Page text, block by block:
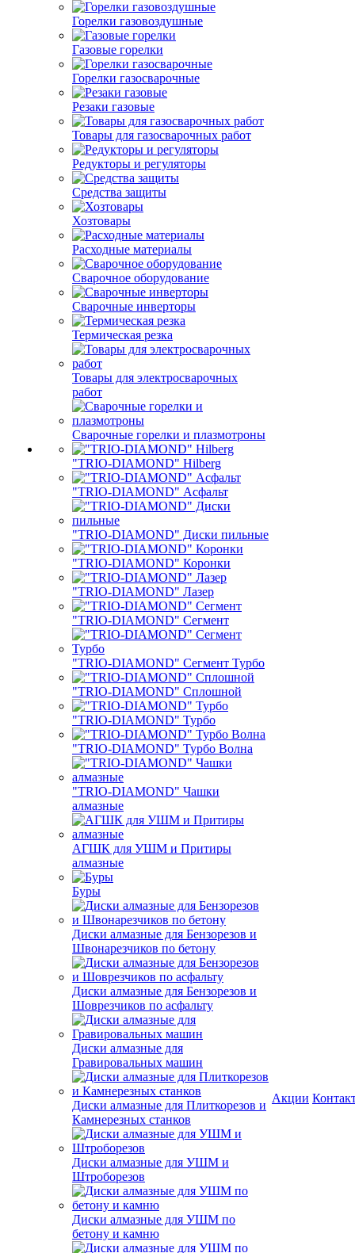
Горелки газовоздушные
Газовые горелки
Горелки газосварочные
Резаки газовые
Товары для газосварочных работ
Редукторы и регуляторы
Средства защиты
Хозтовары
Расходные материалы
Сварочное оборудование
Сварочные инверторы
Термическая резка
Товары для электросварочных
работ
Сварочные горелки и плазмотроны
"TRIO-DIAMOND" Hilberg
"TRIO-DIAMOND" Асфальт
"TRIO-DIAMOND" Диски пильные
"TRIO-DIAMOND" Коронки
"TRIO-DIAMOND" Лазер
"TRIO-DIAMOND" Сегмент
"TRIO-DIAMOND" Сегмент Турбо
"TRIO-DIAMOND" Сплошной
"TRIO-DIAMOND" Турбо
"TRIO-DIAMOND" Турбо Волна
"TRIO-DIAMOND" Чашки
алмазные
АГШК для УШМ и Притиры
алмазные
Буры
Диски алмазные для Бензорезов и
Швонарезчиков по бетону
Диски алмазные для Бензорезов и
Шоврезчиков по асфальту
Диски алмазные для
Гравировальных машин
Диски алмазные для Плиткорезов и
Камнерезных станков
Диски алмазные для УШМ и
Штроборезов
Диски алмазные для УШМ по
бетону и камню
Акции